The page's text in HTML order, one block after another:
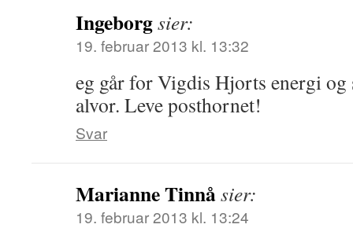
Ingeborgsier:
19. februar 2013 kl. 13:32
eg går for Vigdis Hjorts energi og
alvor. Leve posthornet!
Svar
Marianne Tinnåsier:
19. februar 2013 kl. 13:24